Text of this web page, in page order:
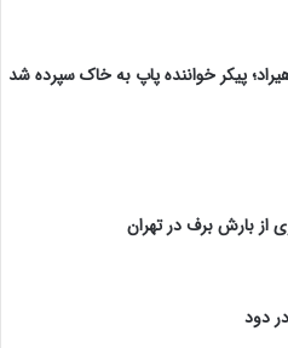
پیکر خواننده پاپ به خاک سپرده شد
از بارش برف در تهران
دود